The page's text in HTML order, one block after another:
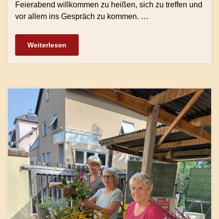
Feierabend willkommen zu heißen, sich zu treffen und
vor allem ins Gespräch zu kommen. …
Weiterlesen